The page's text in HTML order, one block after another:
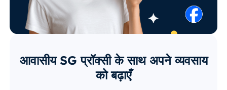
आवासीय SG प्रॉक्सी के साथ अपने व्यवसाय
को बढ़ाएँ